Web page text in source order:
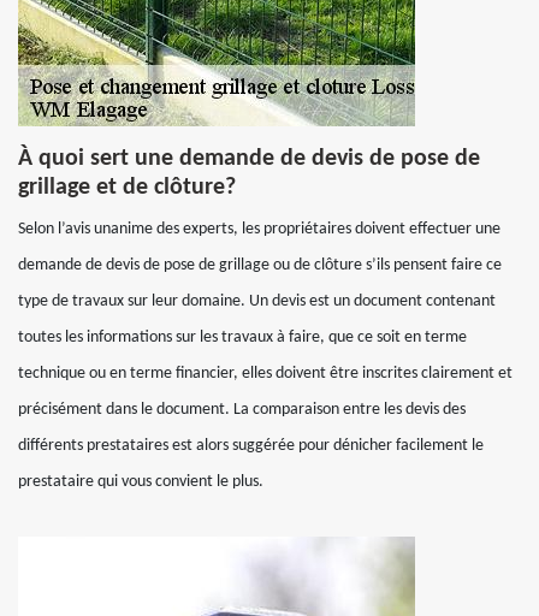
À quoi sert une demande de devis de pose de
grillage et de clôture?
Selon l’avis unanime des experts, les propriétaires doivent effectuer une
demande de devis de pose de grillage ou de clôture s’ils pensent faire ce
type de travaux sur leur domaine. Un devis est un document contenant
toutes les informations sur les travaux à faire, que ce soit en terme
technique ou en terme financier, elles doivent être inscrites clairement et
précisément dans le document. La comparaison entre les devis des
différents prestataires est alors suggérée pour dénicher facilement le
prestataire qui vous convient le plus.